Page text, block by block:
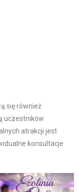
się również
uczestników
atrakcji jest
konsultacje